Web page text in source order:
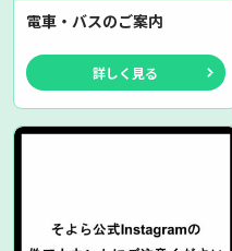
電車・バスのご案内
詳しく見る